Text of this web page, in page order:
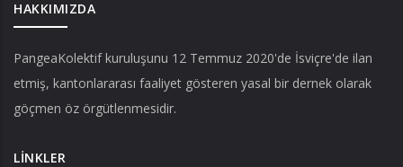
HAKKIMIZDA
PangeaKolektifkuruluşunu 12 Temmuz 2020'de İsviçre'de ilan
etmiş, kantonlararası faaliyet gösteren yasal bir dernek olarak
göçmen öz örgütlenmesidir.
LINKLER